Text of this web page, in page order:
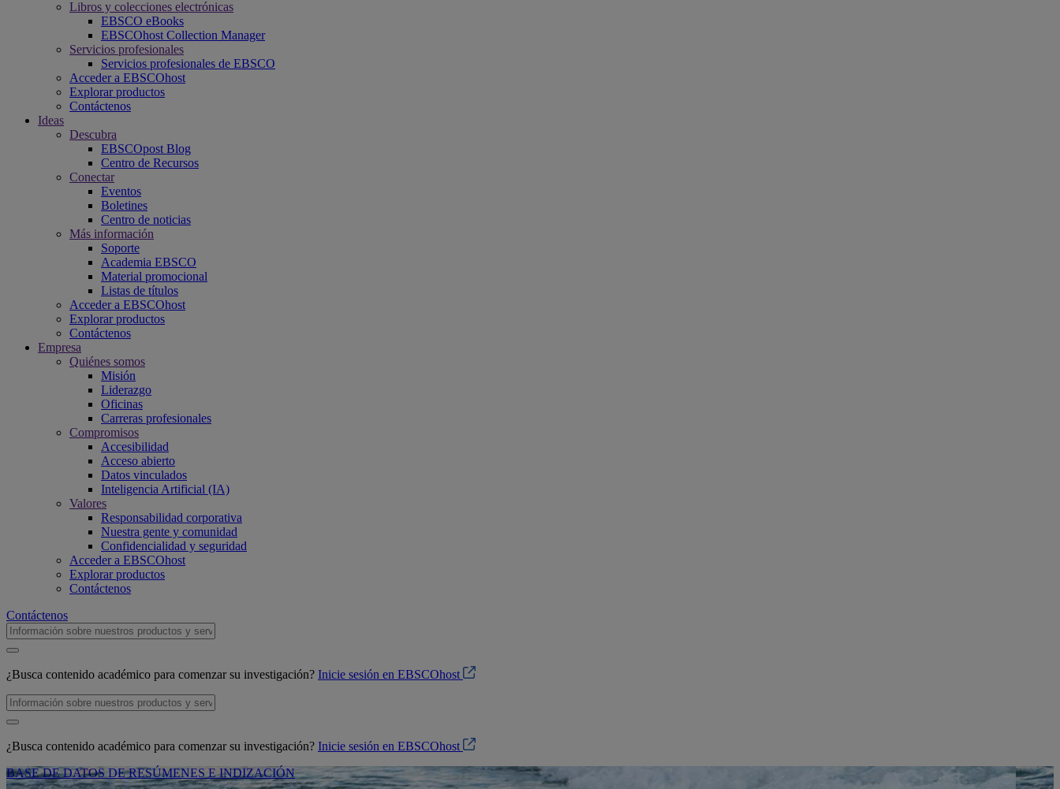
Libros y colecciones electrónicas
EBSCO eBooks
EBSCOhost Collection Manager
Servicios profesionales
Servicios profesionales de EBSCO
Acceder a EBSCOhost
Explorar productos
Contáctenos
Ideas
Descubra
EBSCOpost Blog
Centro de Recursos
Conectar
Eventos
Boletines
Centro de noticias
Más información
Soporte
Academia EBSCO
Material promocional
Listas de títulos
Acceder a EBSCOhost
Explorar productos
Contáctenos
Empresa
Quiénes somos
Misión
Liderazgo
Oficinas
Carreras profesionales
Compromisos
Accesibilidad
Acceso abierto
Datos vinculados
Inteligencia Artificial (IA)
Valores
Responsabilidad corporativa
Nuestra gente y comunidad
Confidencialidad y seguridad
Acceder a EBSCOhost
Explorar productos
Contáctenos
Contáctenos
¿Busca contenido académico para comenzar su investigación? Inicie sesión en EBSCOhost
¿Busca contenido académico para comenzar su investigación? Inicie sesión en EBSCOhost
BASE DE DATOS DE RESÚMENES E INDIZACIÓN